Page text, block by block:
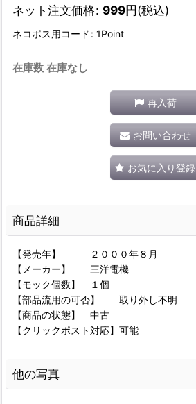
ネット注文価格: 999円(税込)
ネコポス用コード : 1Point
在庫数 在庫なし
再入荷
お問い合わせ
お気に入り登録
商品詳細
【発売年】 ２０００年８月
【メーカー】 三洋電機
【モック個数】 １個
【部品流用の可否】 取り外し不明
【商品の状態】 中古
【クリックポスト対応】可能
他の写真